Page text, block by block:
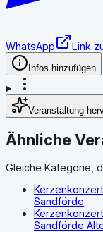
WhatsApp Link
Infos hinzufügen
Veranstaltung
Ähnliche
Gleiche Kategorie,
Kerzenkonzert
Sandförde
Sandförde